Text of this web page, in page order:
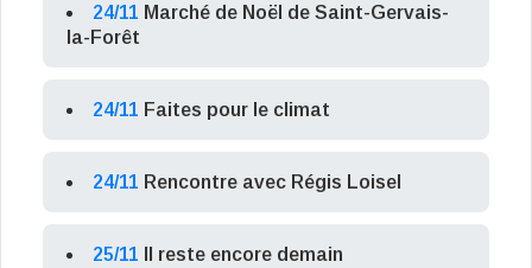
24/11 Marché de Noël de Saint-Gervais-
la-Forêt
24/11 Faites pour le climat
24/11 Rencontre avec Régis Loisel
25/11 Il reste encore demain